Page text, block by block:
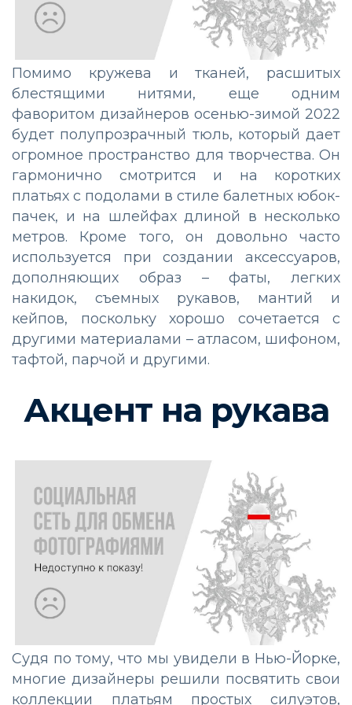
Помимо кружева и тканей, расшитых
блестящими нитями, еще одним
фаворитом дизайнеров осенью-зимой 2022
будет полупрозрачный тюль, который дает
огромное пространство для творчества. Он
гармонично смотрится и на коротких
платьях с подолами в стиле балетных юбок-
пачек, и на шлейфах длиной в несколько
метров. Кроме того, он довольно часто
используется при создании аксессуаров,
дополняющих образ – фаты, легких
накидок, съемных рукавов, мантий и
кейпов, поскольку хорошо сочетается с
другими материалами – атласом, шифоном,
тафтой, парчой и другими.
Акцент на рукава
Судя по тому, что мы увидели в Нью-Йорке,
многие дизайнеры решили посвятить свои
коллекции платьям простых силуэтов,